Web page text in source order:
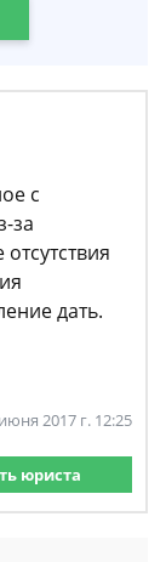
с
за
дать.
2017 г. 12:25
юриста